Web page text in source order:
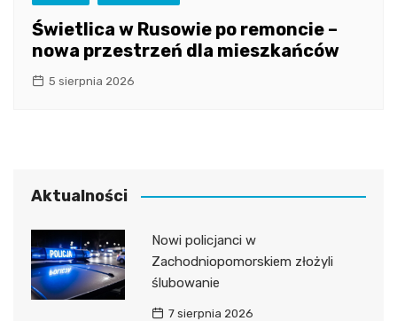
Świetlica w Rusowie po remoncie –
nowa przestrzeń dla mieszkańców
5 sierpnia 2026
Aktualności
Nowi policjanci w
Zachodniopomorskiem złożyli
ślubowanie
7 sierpnia 2026